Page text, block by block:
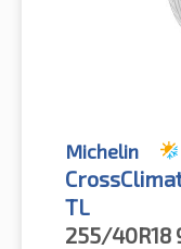
Michelin
TL
255/40R18